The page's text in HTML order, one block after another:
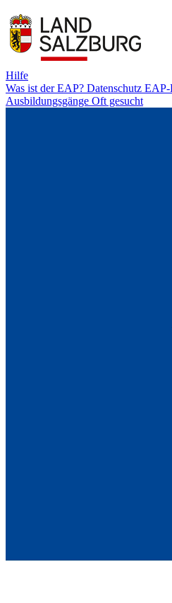
Hilfe
Was ist der EAP? Datenschutz EAP-
Ausbildungsgänge Oft gesucht